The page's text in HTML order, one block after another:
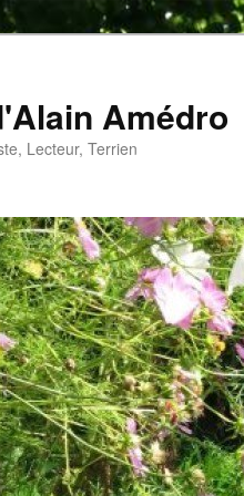
Amédro
Lecteur, Terrien